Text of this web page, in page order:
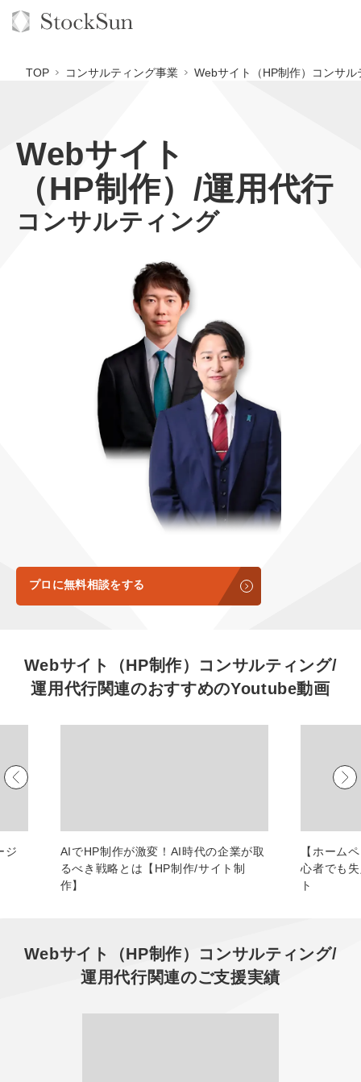
オーダーメイド支援
TOP
コンサルタント一覧
BPO支援
定額制Webマーケティング代行『マキトルくん』
定額制採用代行・RPO『トルトルくん』
営業改善特化の動画制作『動画でカリトルくん』
定額LINE運用代行『LINEマキトルくん』
オリジナルサービス
拡散付1日密着動画制作『まるごと社長』
1本無料で記事を制作『SEOトライアル』
定額制LP制作・改善『最強LP』
採用YouTubeチャンネル構築『トリトル』
オンラインサロン
YouTubeディレクター
ミッション・ビジョン・バリュー
代表メッセージ（岩野圭佑）
取締役メッセージ（株本祐己）
動画ディレクター
正社員
マーケマネージャー
カスタマーサクセスマネージャー
内部監査室長
募集要項一覧
TOP コンサルティング事業 Webサイト（HP制作）コンサ
Webサイト
（HP制作）/運用代行
コンサルティング
プロに無料相談をする
Webサイト（HP制作）コンサルティング/
運用代行関連のおすすめのYoutube動画
ジ
AIでHP制作が激変！AI時代の企業が取
るべき戦略とは【HP制作/サイト制
作】
【ホーム
心者でも
ト
Webサイト（HP制作）コンサルティング/
運用代行関連のご支援実績